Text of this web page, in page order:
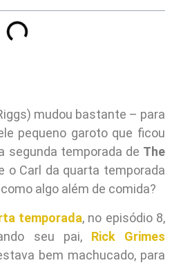
mudou bastante – para
pequeno garoto que ficou
segunda temporada de The
o Carl da quarta temporada
algo além de comida?
temporada, no episódio 8,
seu pai, Rick Grimes
bem machucado, para